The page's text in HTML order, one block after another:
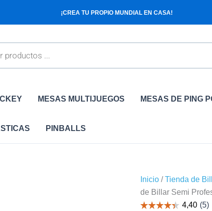
¡CREA TU PROPIO MUNDIAL EN CASA!
MESAS MULTIJUEGOS MESAS DE PING
PINBALLS
Inicio /Tienda de
de Billar Semi
era:
es:
Semi
Cortés
Pies